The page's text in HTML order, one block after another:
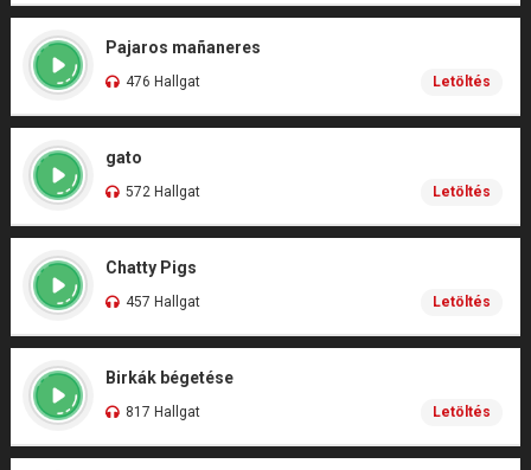
Pajaros mañaneres
476 Hallgat Letöltés
gato
572 Hallgat Letöltés
Chatty Pigs
457 Hallgat Letöltés
Birkák bégetése
817 Hallgat Letöltés